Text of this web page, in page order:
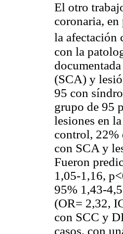
El otro
coronaria,
la afectación
con la
(SCA) y
95 con
grupo de 95
lesiones en
control, 22%
con SCA y
Fueron
1,05-1,16,
95% 1,43-
(OR= 2,32,
con SCC y
casos, con